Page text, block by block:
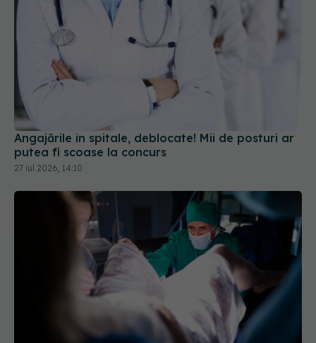
Angajările în spitale, deblocate! Mii de posturi ar
putea fi scoase la concurs
27 iul 2026, 14:10